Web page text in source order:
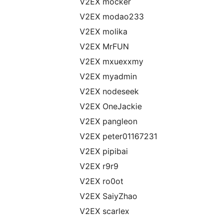
V2EX modao233
V2EX molika
V2EX MrFUN
V2EX mxuexxmy
V2EX myadmin
V2EX nodeseek
V2EX OneJackie
V2EX pangleon
V2EX peter01167231
V2EX pipibai
V2EX r9r9
V2EX ro0ot
V2EX SaiyZhao
V2EX scarlex